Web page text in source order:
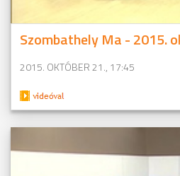
Szombathely Ma - 2015.
2015. OKTÓBER 21., 17:45